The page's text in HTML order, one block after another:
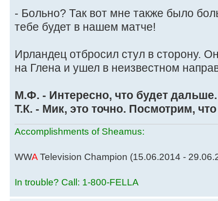
- Больно? Так вот мне также было
тебе будет в нашем матче!
Ирландец отбросил стул в сторону.
на Глена и ушел в неизвестном
М.Ф. - Интересно, что будет дальше.
Т.К. - Мик, это точно. Посмотрим,
Accomplishments of Sheamus:
WWATelevision Champion (15.06.2014 -
In trouble? Call: 1-800-FELLA